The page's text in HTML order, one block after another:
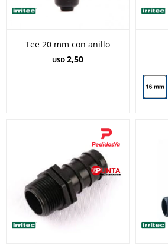
Tee 20 mm con anillo
USD 2,50